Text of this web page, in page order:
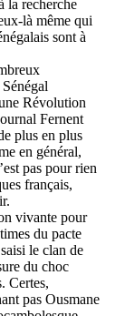
la recherche
là même qui
sont à
Révolution
Fernent
plus en plus
en général,
pas pour rien
français,
vivante pour
du pacte
le clan de
du choc
Certes,
pas Ousmane